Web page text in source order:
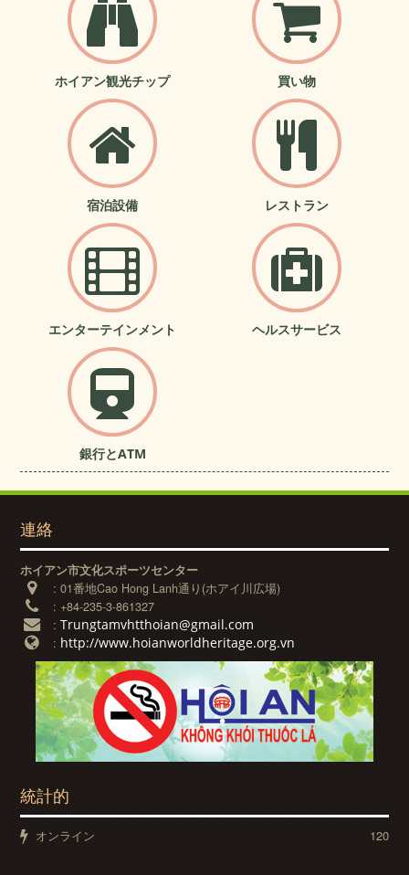
ホイアン観光チップ 買い物
宿泊設備 レストラン
エンターテインメント ヘルスサービス
銀行とATM
連絡
ホイアン市文化スポーツセンター
:01番地Cao Hong Lanh通り(ホアイ川広場)
:+84-235-3-861327
:Trungtamvhtthoian@gmail.com
: http://www.hoianworldheritage.org.vn
統計的
オンライン 120